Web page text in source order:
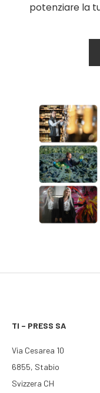
potenziare la
TI – PRESS SA
Via Cesarea 10
6855, Stabio
Svizzera CH